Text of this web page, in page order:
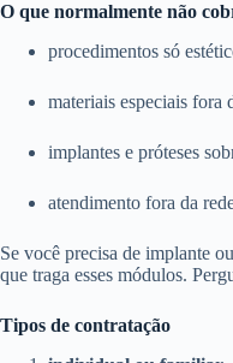
O que normalmente não
procedimentos só
materiais especiais fora
implantes e próteses
atendimento fora da
Se você precisa de implante
que traga esses módulos.
Tipos de contratação